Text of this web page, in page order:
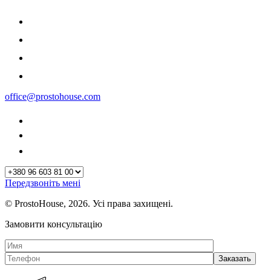
office@prostohouse.com
Передзвоніть мені
© ProstoHouse, 2026. Усі права захищені.
Замовити консультацію